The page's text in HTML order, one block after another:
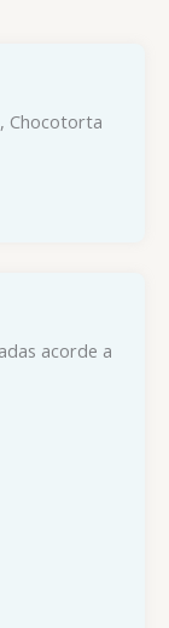
Chocotorta
acorde a